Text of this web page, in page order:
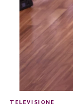
TELEVISIONE